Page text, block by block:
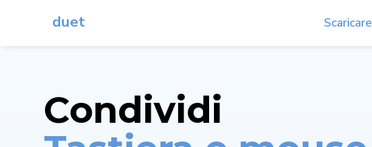
duet Scaricare
Condividi